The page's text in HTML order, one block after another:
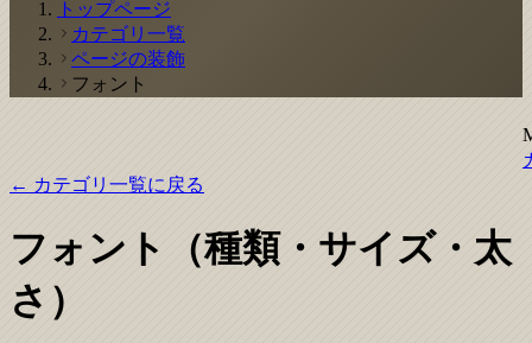
トップページ
カテゴリ一覧
ページの装飾
フォント
← カテゴリ一覧に戻る
フォント（種類・サイズ・太
さ）